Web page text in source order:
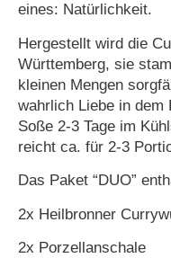
eines: Natürlichkeit.
Hergestellt wird die
Württemberg, sie
kleinen Mengen
wahrlich Liebe in dem
Soße 2-3 Tage im
reicht ca. für 2-3
Das Paket “DUO”
2x Heilbronner
2x Porzellanschale